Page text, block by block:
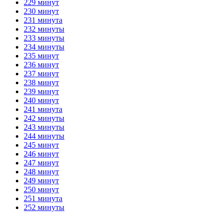
229 минут
230 минут
231 минута
232 минуты
233 минуты
234 минуты
235 минут
236 минут
237 минут
238 минут
239 минут
240 минут
241 минута
242 минуты
243 минуты
244 минуты
245 минут
246 минут
247 минут
248 минут
249 минут
250 минут
251 минута
252 минуты